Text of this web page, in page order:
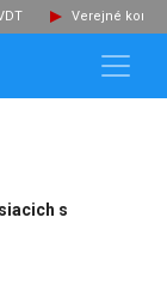
Verejné
s